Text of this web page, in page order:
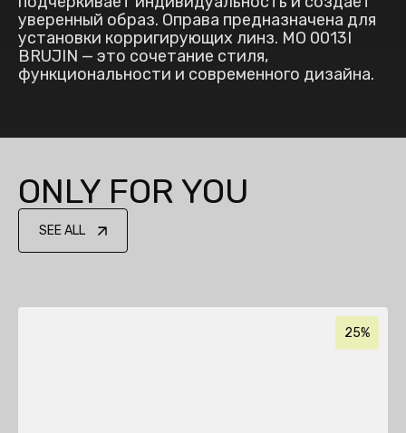
уверенный образ. Оправа предназначена для
установки корригирующих линз. MO 0013I
BRUJIN — это сочетание стиля,
функциональности и современного дизайна.
ONLY FOR YOU
SEE ALL
25%